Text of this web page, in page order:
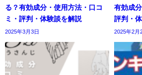
る？有効成分・使用方法・口コ
ミ・評判・体験談を解説
2025年3月3日
有効成
評判・
2025年2月